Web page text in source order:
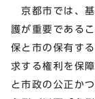
京都市では、基
護が重要である
保と市の保有す
求する権利を保
と市政の公正か